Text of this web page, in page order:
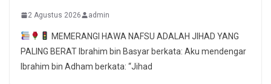
2 Agustus 2026 admin
MEMERANGI HAWA NAFSU ADALAH JIHAD YANG
PALING BERAT Ibrahim bin Basyar berkata: Aku mendengar
Ibrahim bin Adham berkata: “Jihad